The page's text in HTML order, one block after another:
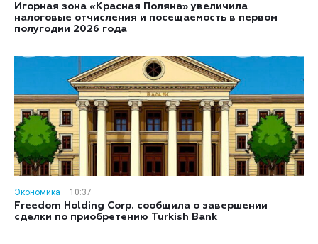
Игорная зона «Красная Поляна» увеличила
налоговые отчисления и посещаемость в первом
полугодии 2026 года
Экономика
10:37
Freedom Holding Corp. сообщила о завершении
сделки по приобретению Turkish Bank